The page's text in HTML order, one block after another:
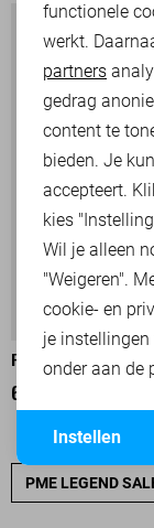
PME LEGEND POLO
60,00
PME LEGEND
Marketing
functionele
werkt.
partners
gedrag
content te
bieden. Je
accepteert.
kies
Wil je alleen
"Weigeren".
cookie- en
je
onder aan de
Instellen